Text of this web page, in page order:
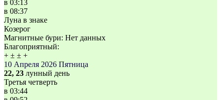
в 03:13
в 08:37
Луна в знаке
Козерог
Магнитные бури: Нет данных
Благоприятный:
+ ± ± +
10 Апреля 2026 Пятница
22, 23 лунный день
Третья четверть
в 03:44